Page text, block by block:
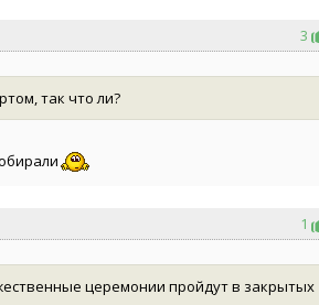
3
так что ли?
1
церемонии пройдут в закрытых